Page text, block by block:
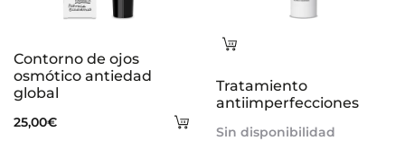
Añadir
Contorno de ojos
osmótico antiedad
global
25,00€
Leer
Tratamiento
antiimperfecciones
Sin disponibilidad